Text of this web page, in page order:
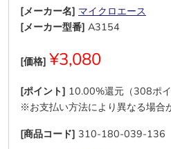
[メーカー名] マイクロエース
[メーカー型番] A3154
[価格] ¥3,080
[ポイント] 10.00%還元（308ポイ
※お支払い方法により異なる場合
[商品コード] 310-180-039-136